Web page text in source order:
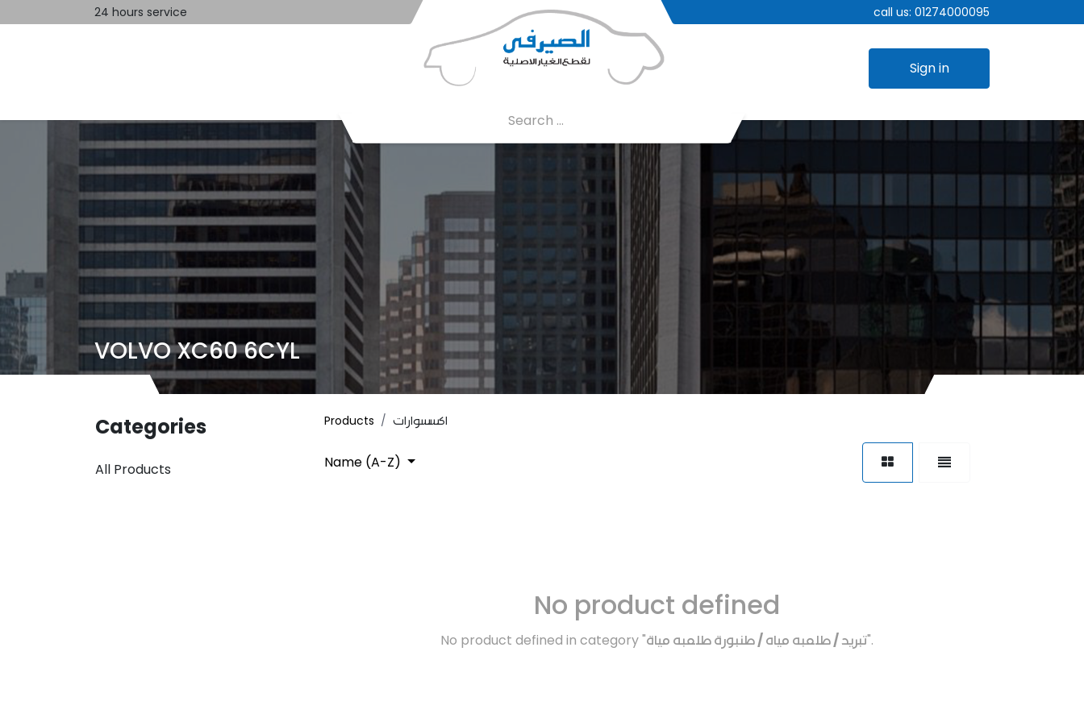
24 hours service call us: 01274000095
Sign in
VOLVO XC60 6CYL
Categories
All Products
Products اكسسوارات
Name (A-Z)
No product defined
No product defined in category "تبريد / طلمبه مياه / طنبورة طلمبه مياة".